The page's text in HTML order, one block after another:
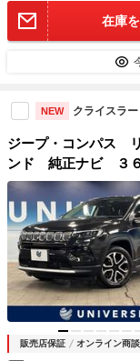
在庫
NEW クライスラ
ジープ・コンパス
ンド 純正ナビ ３
クルーズコントロー
ヒーター Ｂｌｕｅ
販売店保証 オンライン商談